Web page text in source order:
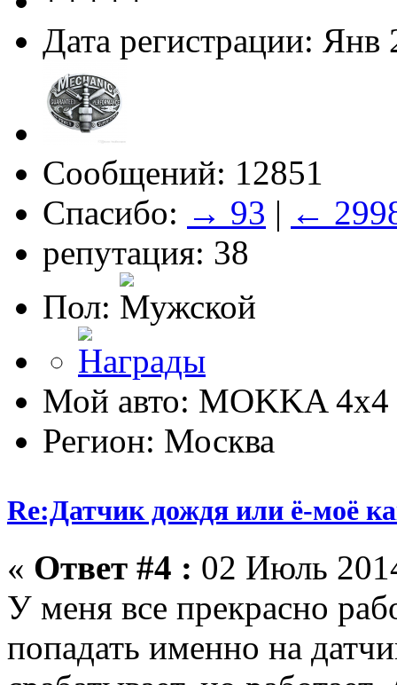
Дата регистрации: Янв
Сообщений: 12851
Спасибо: → 93 | ←
репутация: 38
Пол:
Мой авто: MOKKA 4x4
Регион: Москва
Re:Датчик дождя или ё-моё
« Ответ #4 : 02 Июль
У меня все прекрасно
попадать именно на